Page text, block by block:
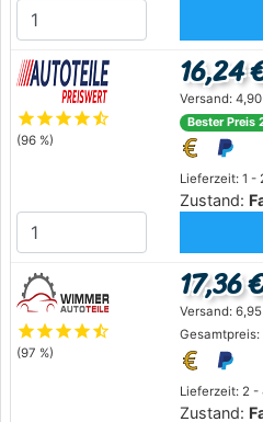
starstarstarstarstar_half
(96 %)
Lieferzeit: 1 -
Zustand:
16,24
Versand:
Bester Preis
starstarstarstarstar_half
(97 %)
Lieferzeit: 2 -
Zustand:
17,36
Versand:
Gesamtpreis: